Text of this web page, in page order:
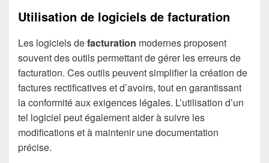
Utilisation de logiciels de facturation
Les logiciels defacturation modernes proposent
souvent des outils permettant de gérer les erreurs de
facturation. Ces outils peuvent simplifier la création de
factures rectificatives et d’avoirs, tout en garantissant
la conformité aux exigences légales. L’utilisation d’un
tel logiciel peut également aider à suivre les
modifications et à maintenir une documentation
précise.